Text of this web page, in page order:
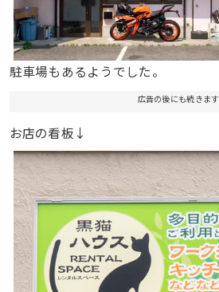
駐車場もあるようでした。
広告の後にも続きます
お店の看板↓